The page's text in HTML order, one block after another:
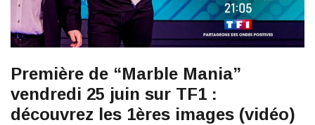
Première de “Marble Mania”
vendredi 25 juin sur TF1 :
découvrez les 1ères images (vidéo)